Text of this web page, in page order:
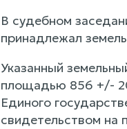
В судебном
принадлежал
Указанный
площадью 856 +/- 20
Единого
свидетельством на